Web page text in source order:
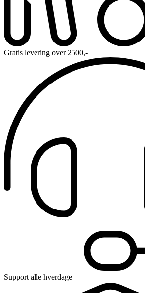
Gratis levering over 2500,-
Support alle hverdage